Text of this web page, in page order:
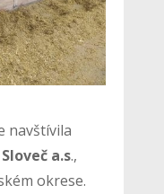
navštívila
a.s.,
okrese.